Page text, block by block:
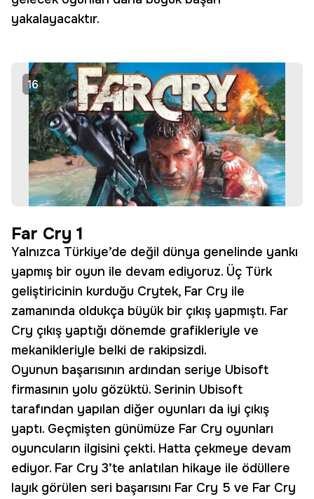
yakalayacaktır.
16
Far Cry 1
Yalnızca Türkiye’de değil dünya genelinde yankı
yapmış bir oyun ile devam ediyoruz. Üç Türk
geliştiricinin kurduğu Crytek, Far Cry ile
zamanında oldukça büyük bir çıkış yapmıştı. Far
Cry çıkış yaptığı dönemde grafikleriyle ve
mekanikleriyle belki de rakipsizdi.
Oyunun başarısının ardından seriye Ubisoft
firmasının yolu gözüktü. Serinin Ubisoft
tarafından yapılan diğer oyunları da iyi çıkış
yaptı. Geçmişten günümüze Far Cry oyunları
oyuncuların ilgisini çekti. Hatta çekmeye devam
ediyor. Far Cry 3’te anlatılan hikaye ile ödüllere
layık görülen seri başarısını Far Cry 5 ve Far Cry